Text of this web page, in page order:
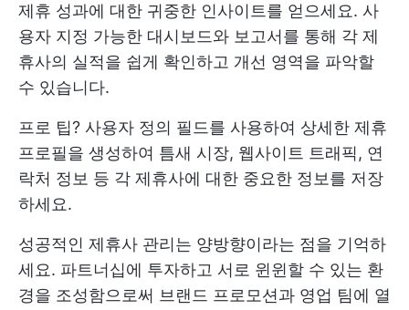
제휴 성과에 대한 귀중한 인사이트를 얻으세요. 사
용자 지정 가능한 대시보드와 보고서를 통해 각 제
휴사의 실적을 쉽게 확인하고 개선 영역을 파악할
수 있습니다.
프로 팁? 사용자 정의 필드를 사용하여 상세한 제휴
프로필을 생성하여 틈새 시장, 웹사이트 트래픽, 연
락처 정보 등 각 제휴사에 대한 중요한 정보를 저장
하세요.
성공적인 제휴사 관리는 양방향이라는 점을 기억하
세요. 파트너십에 투자하고 서로 윈윈할 수 있는 환
경을 조성함으로써 브랜드 프로모션과 영업 팀에 열